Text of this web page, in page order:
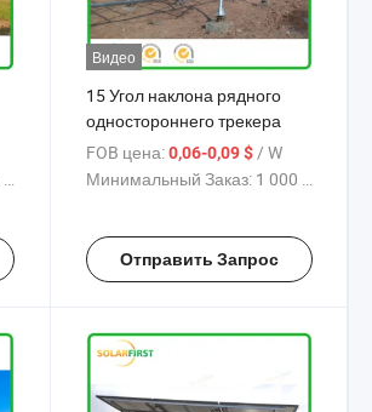
Видео
15 Угол наклона рядного
одностороннего трекера
FOB цена: 0,06-0,09 $/ W
Минимальный Заказ: 1 000 W
Отправить Запрос